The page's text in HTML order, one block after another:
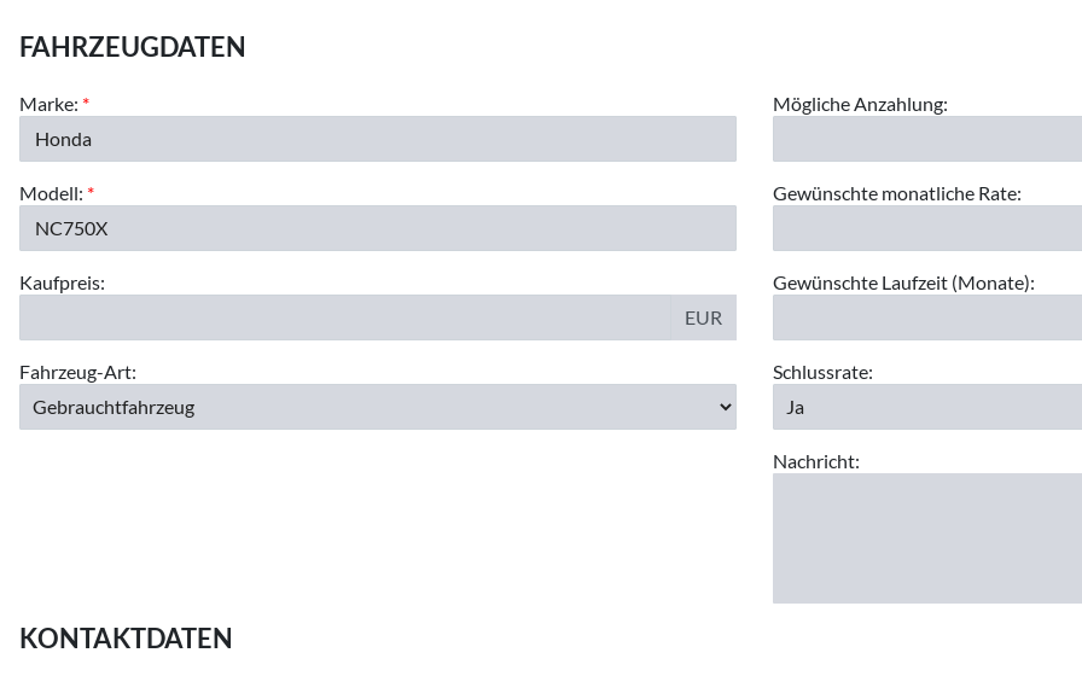
FAHRZEUGDATEN
Marke: *
Modell: *
Kaufpreis:
EUR
Fahrzeug-Art:
Mögliche Anzahlung:
Gewünschte monatliche Rate:
Gewünschte Laufzeit (Monate):
Schlussrate:
Nachricht:
KONTAKTDATEN